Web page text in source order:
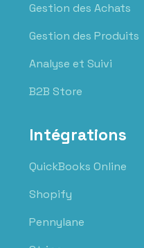
Gestion des Achats
Gestion des Produits
Analyse et Suivi
B2B Store
Intégrations
QuickBooks Online
Shopify
Pennylane